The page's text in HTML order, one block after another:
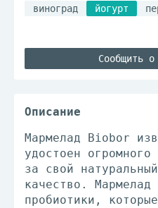
виноград йогурт
Сообщить о
Описание
Мармелад Biobor
удостоен огромного
за свой
качество. Мармелад
пробиотики,